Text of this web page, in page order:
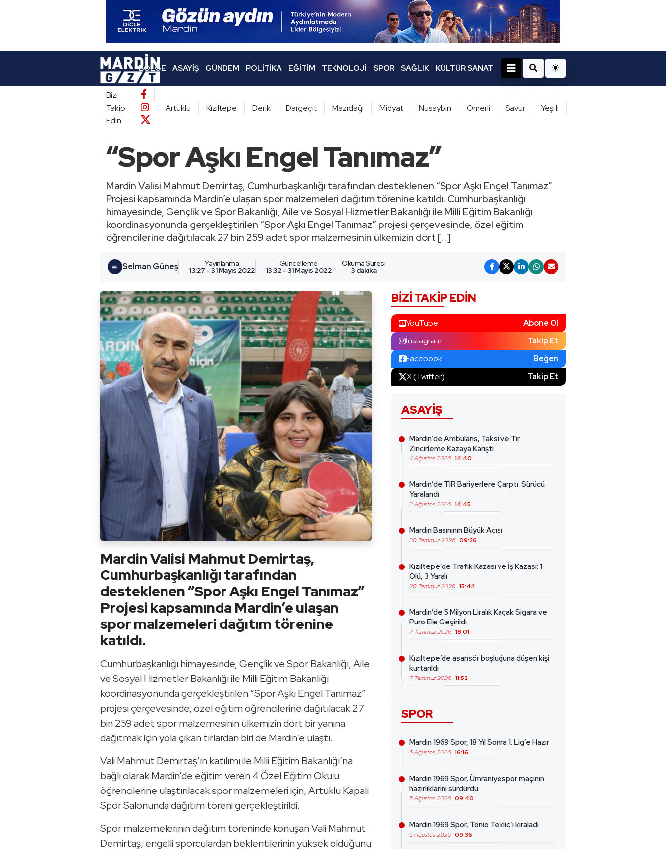
BÖLGE ASAYIŞ GÜNDEM POLITIKA EĞITIM TEKNOLOJI SPOR SAĞLIK KÜLTÜR SANAT
Bizi
Takip
Edin:
Artuklu Kızıltepe Derik Dargeçit Mazıdağı Midyat Nusaybin Ömerli Savur Yeşilli
“Spor Aşkı Engel Tanımaz”
Mardin Valisi Mahmut Demirtaş, Cumhurbaşkanlığı tarafından desteklenen “Spor Aşkı Engel Tanımaz”
Projesi kapsamında Mardin’e ulaşan spor malzemeleri dağıtım törenine katıldı. Cumhurbaşkanlığı
himayesinde, Gençlik ve Spor Bakanlığı, Aile ve Sosyal Hizmetler Bakanlığı ile Milli Eğitim Bakanlığı
koordinasyonunda gerçekleştirilen “Spor Aşkı Engel Tanımaz” projesi çerçevesinde, özel eğitim
öğrencilerine dağıtılacak 27 bin 259 adet spor malzemesinin ülkemizin dört […]
Selman Güneş Yayınlanma
13:27 - 31 Mayıs 2022
Güncelleme
13:32 - 31 Mayıs 2022
Okuma Süresi
3 dakika
Mardin Valisi Mahmut Demirtaş,
Cumhurbaşkanlığı tarafından
desteklenen “Spor Aşkı Engel Tanımaz”
Projesi kapsamında Mardin’e ulaşan
spor malzemeleri dağıtım törenine
katıldı.
Cumhurbaşkanlığı himayesinde, Gençlik ve Spor Bakanlığı, Aile
ve Sosyal Hizmetler Bakanlığı ile Milli Eğitim Bakanlığı
koordinasyonunda gerçekleştirilen “Spor Aşkı Engel Tanımaz”
projesi çerçevesinde, özel eğitim öğrencilerine dağıtılacak 27
bin 259 adet spor malzemesinin ülkemizin dört bir yanına
dağıtmak için yola çıkan tırlardan biri de Mardin’e ulaştı.
Vali Mahmut Demirtaş’ın katılımı ile Milli Eğitim Bakanlığı’na
bağlı olarak Mardin’de eğitim veren 4 Özel Eğitim Okulu
öğrencilerine ulaştırılacak spor malzemeleri için, Artuklu Kapalı
Spor Salonunda dağıtım töreni gerçekleştirildi.
Spor malzemelerinin dağıtım töreninde konuşan Vali Mahmut
Demirtaş, engelli sporculardan beklentilerinin yüksek olduğunu
BIZI TAKIP EDIN
YouTube
Abone Ol
İnstagram
Takip Et
Facebook
Beğen
X (Twitter)
Takip Et
ASAYIŞ
Mardin’de Ambulans, Taksi ve Tır
Zincirleme Kazaya Karıştı
4 Ağustos 2026 14:40
Mardin’de TIR Bariyerlere Çarptı: Sürücü
Yaralandı
3 Ağustos 2026 14:45
Mardin Basınının Büyük Acısı
30 Temmuz 2026 09:26
Kızıltepe’de Trafik Kazası ve İş Kazası: 1
Ölü, 3 Yaralı
20 Temmuz 2026 15:44
Mardin’de 5 Milyon Liralık Kaçak Sigara ve
Puro Ele Geçirildi
7 Temmuz 2026 18:01
Kızıltepe’de asansör boşluğuna düşen kişi
kurtarıldı
7 Temmuz 2026 11:52
SPOR
Mardin 1969 Spor, 18 Yıl Sonra 1. Lig’e Hazır
6 Ağustos 2026 16:16
Mardin 1969 Spor, Ümraniyespor maçının
hazırlıklarını sürdürdü
5 Ağustos 2026 09:40
Mardin 1969 Spor, Tonio Teklic’i kiraladı
5 Ağustos 2026 09:36